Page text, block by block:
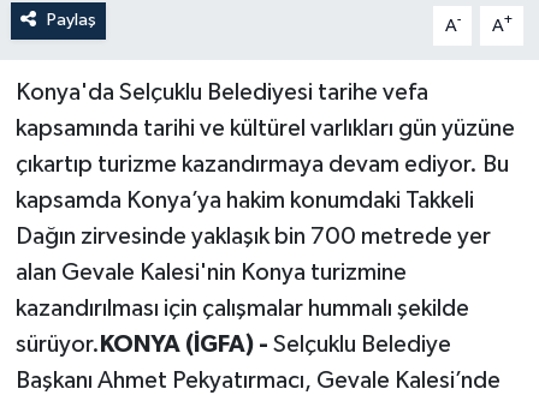
Paylaş A- A+
Konya'da Selçuklu Belediyesi tarihe vefa
kapsamında tarihi ve kültürel varlıkları gün yüzüne
çıkartıp turizme kazandırmaya devam ediyor. Bu
kapsamda Konya’ya hakim konumdaki Takkeli
Dağın zirvesinde yaklaşık bin 700 metrede yer
alan Gevale Kalesi'nin Konya turizmine
kazandırılması için çalışmalar hummalı şekilde
sürüyor. KONYA (İGFA) - Selçuklu Belediye
Başkanı Ahmet Pekyatırmacı, Gevale Kalesi’nde